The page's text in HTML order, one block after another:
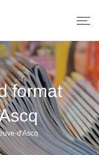
format
d'Ascq